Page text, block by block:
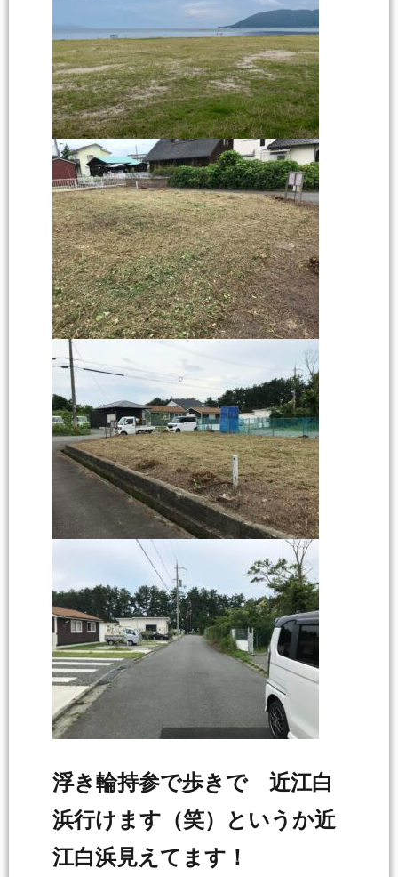
浮き輪持参で歩きで 近江白
浜行けます（笑）というか近
江白浜見えてます！